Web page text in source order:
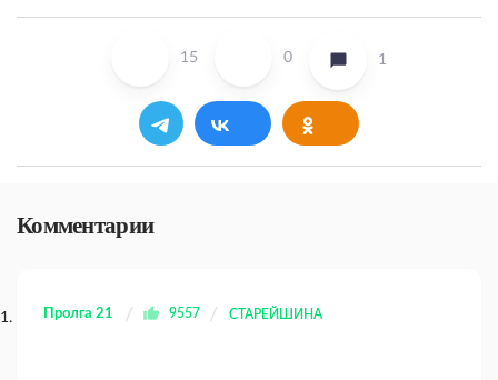
15 0 1
Комментарии
Пролга 21 9557 СТАРЕЙШИНА